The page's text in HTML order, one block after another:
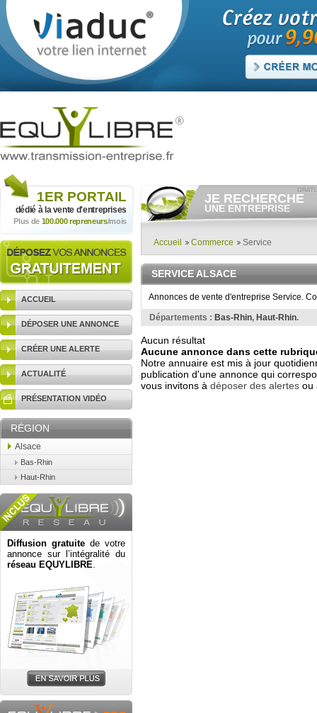
1ER PORTAIL
dédié à la vente d'entreprises
Plus de 100.000 repreneurs/mois
ACCUEIL
DÉPOSER UNE ANNONCE
CRÉER UNE ALERTE
ACTUALITÉ
PRÉSENTATION VIDÉO
RÉGION
Alsace
Bas-Rhin
Haut-Rhin
Diffusion gratuite de votre
annonce sur l’intégralité du
réseau EQUYLIBRE.
JE RECHERCHE
UNE ENTREPRISE
Consulter gratuitementles
vendre.
Et/ou déposergratuitement
votre recherche d'entreprise.
RECHERCHER UNE
ANNONCE
Accueil Commerce Service
SERVICE ALSACE
Annonces de vente d'entreprise Service.
Départements : Bas-Rhin, Haut-Rhin.
Aucun résultat
Aucune annonce dans cette
Notre annuaire est mis à jour
publication d'une annonce qui
vous invitons à déposer des alertes ou